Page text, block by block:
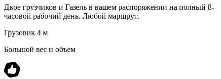
Двое грузчиков и Газель в вашем распоряжении на полный 8-
часовой рабочий день. Любой маршрут.
Грузовик 4 м
Большой вес и объем